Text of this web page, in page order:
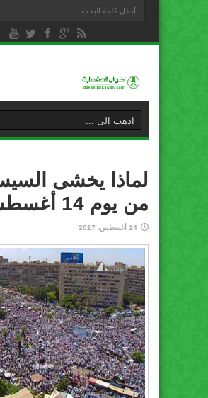
لماذا يخشى
من يوم 14 أغسطس؟
14 أغسطس، 2017